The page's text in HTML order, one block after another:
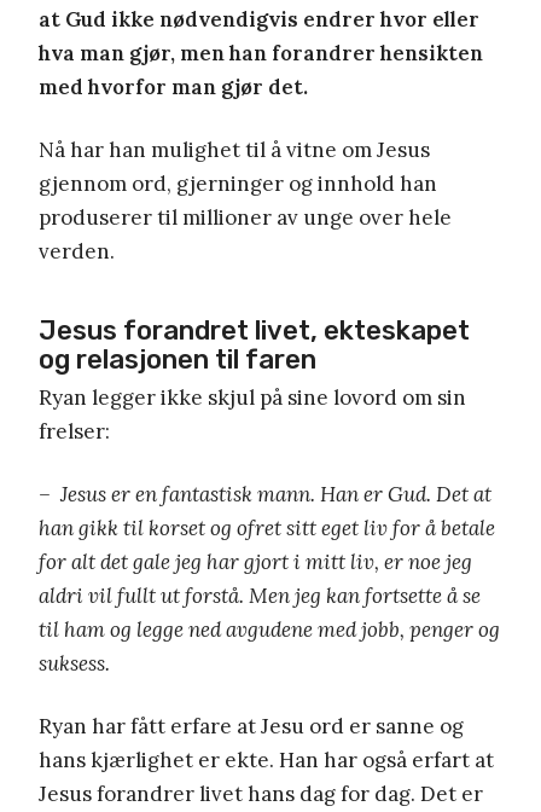
at Gud ikke nødvendigvis endrer hvor eller
hva man gjør, men han forandrer hensikten
med hvorfor man gjør det.
Nå har han mulighet til å vitne om Jesus
gjennom ord, gjerninger og innhold han
produserer til millioner av unge over hele
verden.
Jesus forandret livet, ekteskapet
og relasjonen til faren
Ryan legger ikke skjul på sine lovord om sin
frelser:
– Jesus er en fantastisk mann. Han er Gud. Det at
han gikk til korset og ofret sitt eget liv for å betale
for alt det gale jeg har gjort i mitt liv, er noe jeg
aldri vil fullt ut forstå. Men jeg kan fortsette å se
til ham og legge ned avgudene med jobb, penger og
suksess.
Ryan har fått erfare at Jesu ord er sanne og
hans kjærlighet er ekte. Han har også erfart at
Jesus forandrer livet hans dag for dag. Det er